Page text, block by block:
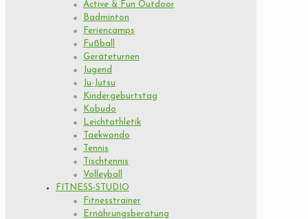
Active & Fun Outdoor
Badminton
Feriencamps
Fußball
Geräteturnen
Jugend
Ju-Jutsu
Kindergeburtstag
Kobudo
Leichtathletik
Taekwondo
Tennis
Tischtennis
Volleyball
FITNESS-STUDIO
Fitnesstrainer
Ernährungsberatung